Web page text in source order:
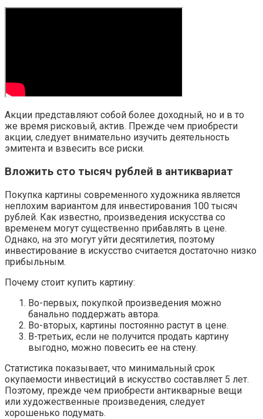
Акции представляют собой более доходный, но и в то
же время рисковый, актив. Прежде чем приобрести
акции, следует внимательно изучить деятельность
эмитента и взвесить все риски.
Вложить сто тысяч рублей в антиквариат
Покупка картины современного художника является
неплохим вариантом для инвестирования 100 тысяч
рублей. Как известно, произведения искусства со
временем могут существенно прибавлять в цене.
Однако, на это могут уйти десятилетия, поэтому
инвестирование в искусство считается достаточно низко
прибыльным.
Почему стоит купить картину:
Во-первых, покупкой произведения можно
банально поддержать автора.
Во-вторых, картины постоянно растут в цене.
В-третьих, если не получится продать картину
выгодно, можно повесить ее на стену.
Статистика показывает, что минимальный срок
окупаемости инвестиций в искусство составляет 5 лет.
Поэтому, прежде чем приобрести антикварные вещи
или художественные произведения, следует
хорошенько подумать.